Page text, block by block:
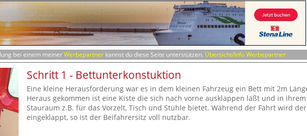
bei einem meinerWerbepartnerkannst du diese Seite unterstützen. Übersicht/Info Werbepartner
Schritt 1 - Bettunterkonstuktion
Eine kleine Herausforderung war es in dem kleinen Fahrzeug ein Bett mit 2m
Heraus gekommen ist eine Kiste die sich nach vorne ausklappen läßt und in
Stauraum z.B. für das Vorzelt, Tisch und Stühle bietet. Während der Fahrt wird
eingeklappt, so ist der Beifahrersitz voll nutzbar.